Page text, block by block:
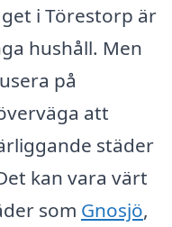
i Törestorp är
hushåll. Men
på
att
städer
kan vara värt
som Gnosjö,